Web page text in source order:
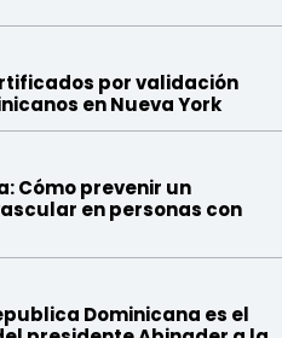
por validación
en Nueva York
Cómo prevenir un
en personas con
Dominicana es el